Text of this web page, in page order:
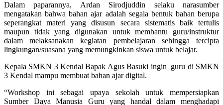
Dalam paparannya, Ardan Sirodjuddin selaku narasumber
mengatakan bahwa bahan ajar adalah segala bentuk bahan berupa
seperangkat materi yang disusun secara sistematis baik tertulis
maupun tidak yang digunakan untuk membantu guru/instruktur
dalam melaksanakan kegiatan pembelajaran sehingga tercipta
lingkungan/suasana yang memungkinkan siswa untuk belajar.
Kepala SMKN 3 Kendal Bapak Agus Basuki ingin guru di SMKN
3 Kendal mampu membuat bahan ajar digital.
“Workshop ini sebagai upaya sekolah untuk mempersiapkan
Sumber Daya Manusia Guru yang handal dalam menghadapi